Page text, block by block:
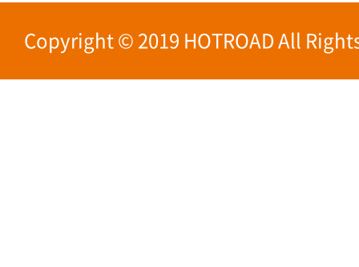
Copyright © 2019 HOTROAD All